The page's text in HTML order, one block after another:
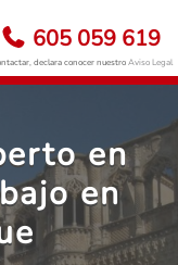
605 059 619
declara conocer nuestroAviso Legal
en
en